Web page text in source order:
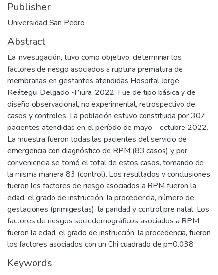
Publisher
Universidad San Pedro
Abstract
La investigación, tuvo como objetivo, determinar los
factores de riesgo asociados a ruptura prematura de
membranas en gestantes atendidas Hospital Jorge
Reátegui Delgado -Piura, 2022. Fue de tipo básica y de
diseño observacional, no experimental, retrospectivo de
casos y controles. La población estuvo constituida por 307
pacientes atendidas en el período de mayo - octubre 2022.
La muestra fueron todas las pacientes del servicio de
emergencia con diagnóstico de RPM (83 casos) y por
conveniencia se tomó el total de estos casos, tomando de
la misma manera 83 (control). Los resultados y conclusiones
fueron los factores de riesgo asociados a RPM fueron la
edad, el grado de instrucción, la procedencia, número de
gestaciones (primigestas), la paridad y control pre natal. Los
factores de riesgos sociodemográficos asociados a RPM
fueron la edad, el grado de instrucción, la procedencia, fueron
los factores asociados con un Chi cuadrado de p=0.038
Keywords